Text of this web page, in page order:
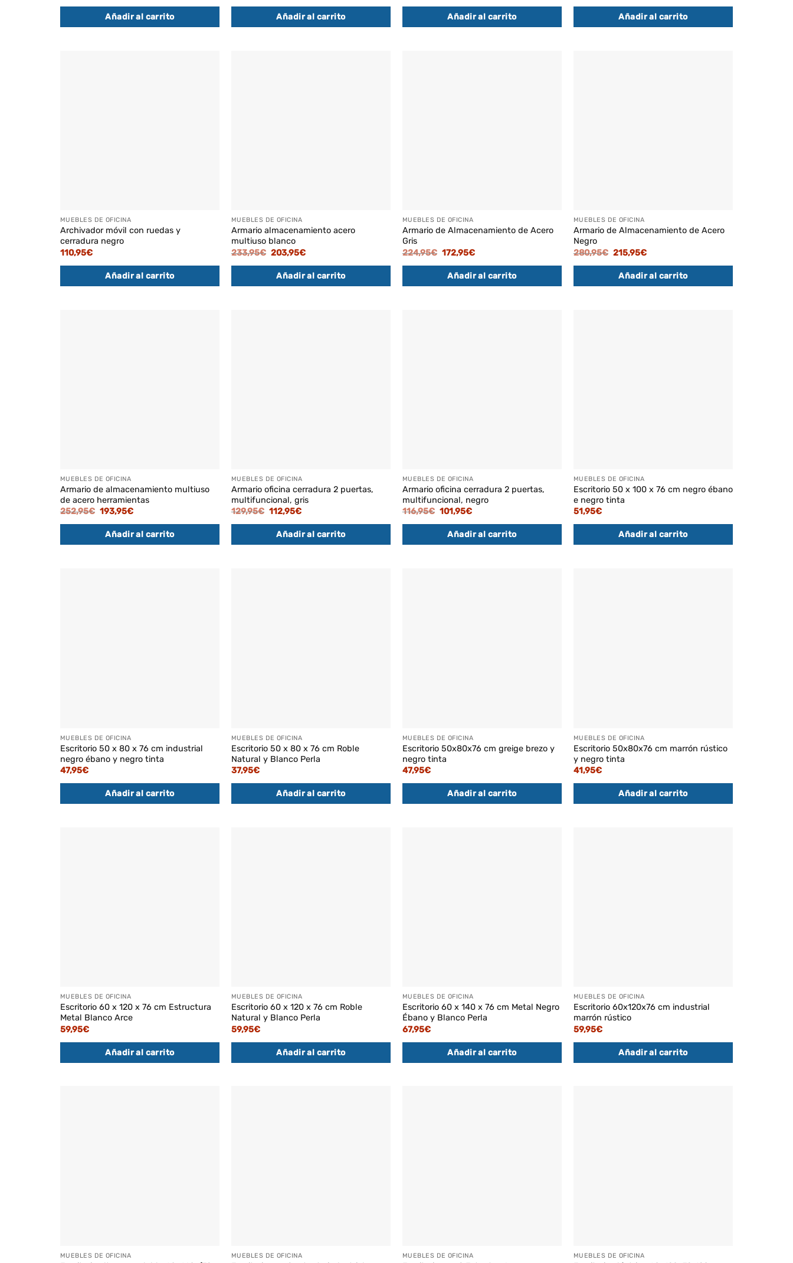
Añadir al carrito Añadir al carrito Añadir al carrito Añadir al carrito
MUEBLES DE OFICINA
Archivador móvil con ruedas y
cerradura negro
110,95€
Añadir al carrito
MUEBLES DE OFICINA
Armario almacenamiento acero
multiuso blanco
233,95€ El
original
era:
233,95€.
203,95€El
actual
es:
203,95€.
Añadir al carrito
MUEBLES DE OFICINA
Armario de Almacenamiento de Acero
Gris
224,95€ El
original
era:
224,95€.
172,95€El
actual
es:
172,95€.
Añadir al carrito
MUEBLES DE OFICINA
Armario de Almacenamiento de Acero
Negro
280,95€ El
original
era:
280,95€.
215,95€El
actual
es:
215,95€.
Añadir al carrito
MUEBLES DE OFICINA
Armario de almacenamiento multiuso
de acero herramientas
252,95€ El
original
era:
252,95€.
193,95€El
actual
es:
193,95€.
Añadir al carrito
MUEBLES DE OFICINA
Armario oficina cerradura 2 puertas,
multifuncional, gris
129,95€ El
original
era:
129,95€.
112,95€El
actual
es:
112,95€.
Añadir al carrito
MUEBLES DE OFICINA
Armario oficina cerradura 2 puertas,
multifuncional, negro
116,95€ El
original
era:
116,95€.
101,95€El
actual
es:
101,95€.
Añadir al carrito
MUEBLES DE OFICINA
Escritorio 50 x 100 x 76 cm negro ébano
e negro tinta
51,95€
Añadir al carrito
MUEBLES DE OFICINA
Escritorio 50 x 80 x 76 cm industrial
negro ébano y negro tinta
47,95€
Añadir al carrito
MUEBLES DE OFICINA
Escritorio 50 x 80 x 76 cm Roble
Natural y Blanco Perla
37,95€
Añadir al carrito
MUEBLES DE OFICINA
Escritorio 50x80x76 cm greige brezo y
negro tinta
47,95€
Añadir al carrito
MUEBLES DE OFICINA
Escritorio 50x80x76 cm marrón rústico
y negro tinta
41,95€
Añadir al carrito
MUEBLES DE OFICINA
Escritorio 60 x 120 x 76 cm Estructura
Metal Blanco Arce
59,95€
Añadir al carrito
MUEBLES DE OFICINA
Escritorio 60 x 120 x 76 cm Roble
Natural y Blanco Perla
59,95€
Añadir al carrito
MUEBLES DE OFICINA
Escritorio 60 x 140 x 76 cm Metal Negro
Ébano y Blanco Perla
67,95€
Añadir al carrito
MUEBLES DE OFICINA
Escritorio 60x120x76 cm industrial
marrón rústico
59,95€
Añadir al carrito
MUEBLES DE OFICINA MUEBLES DE OFICINA MUEBLES DE OFICINA MUEBLES DE OFICINA